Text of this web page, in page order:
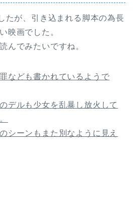
たが、引き込まれる脚本の為長
映画でした。
んでみたいですね。
なども書かれているようで
デルも少女を乱暴し放火して
シーンもまた別なように見え